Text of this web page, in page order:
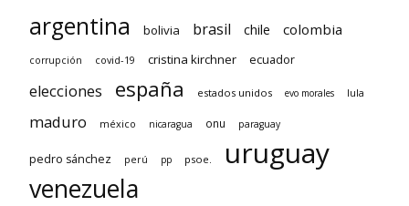
argentina bolivia brasil chile colombia
corrupción covid-19 cristina kirchner ecuador
elecciones españa estados unidos evo morales lula
maduro méxico nicaragua onu paraguay
pedro sánchez perú pp psoe. uruguay
venezuela